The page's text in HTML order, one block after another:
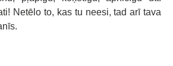
Netēlo to, kas tu neesi, tad arī tava